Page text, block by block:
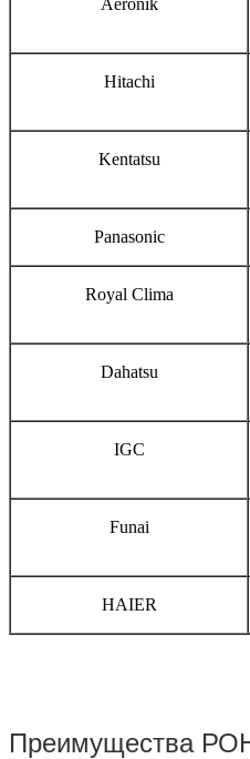
Hitachi
Kentatsu
Panasonic
Royal Clima
Dahatsu
IGC
Funai
HAIER
Преимущества